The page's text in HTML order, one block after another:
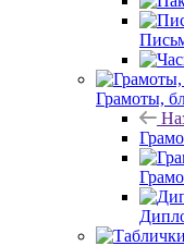
Грамоты,